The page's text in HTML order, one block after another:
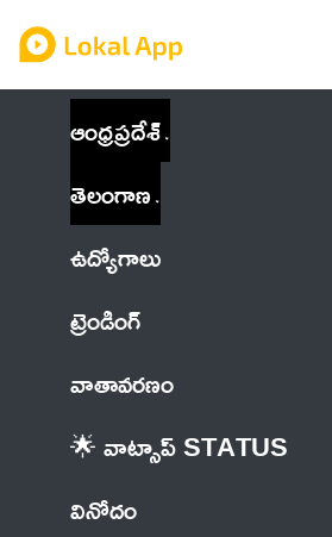
ఆంధ్రప్రదేశ్
తెలంగాణ
ఉద్యోగాలు
ట్రెండింగ్
వాతావరణం
🌟 వాట్సాప్ STATUS
వినోదం